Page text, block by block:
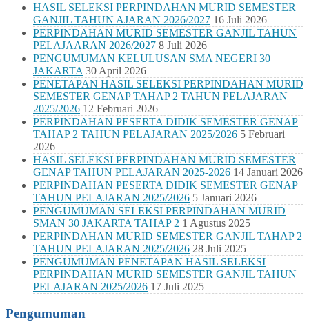
HASIL SELEKSI PERPINDAHAN MURID SEMESTER
GANJIL TAHUN AJARAN 2026/2027 16 Juli 2026
PERPINDAHAN MURID SEMESTER GANJIL TAHUN
PELAJAARAN 2026/2027 8 Juli 2026
PENGUMUMAN KELULUSAN SMA NEGERI 30
JAKARTA 30 April 2026
PENETAPAN HASIL SELEKSI PERPINDAHAN MURID
SEMESTER GENAP TAHAP 2 TAHUN PELAJARAN
2025/2026 12 Februari 2026
PERPINDAHAN PESERTA DIDIK SEMESTER GENAP
TAHAP 2 TAHUN PELAJARAN 2025/2026 5 Februari
2026
HASIL SELEKSI PERPINDAHAN MURID SEMESTER
GENAP TAHUN PELAJARAN 2025-2026 14 Januari 2026
PERPINDAHAN PESERTA DIDIK SEMESTER GENAP
TAHUN PELAJARAN 2025/2026 5 Januari 2026
PENGUMUMAN SELEKSI PERPINDAHAN MURID
SMAN 30 JAKARTA TAHAP 2 1 Agustus 2025
PERPINDAHAN MURID SEMESTER GANJIL TAHAP 2
TAHUN PELAJARAN 2025/2026 28 Juli 2025
PENGUMUMAN PENETAPAN HASIL SELEKSI
PERPINDAHAN MURID SEMESTER GANJIL TAHUN
PELAJARAN 2025/2026 17 Juli 2025
Pengumuman